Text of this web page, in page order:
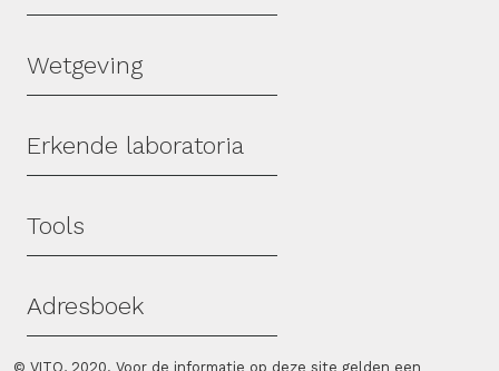
Wetgeving
Erkende laboratoria
Tools
Adresboek
© VITO, 2020. Voor de informatie op deze site gelden een